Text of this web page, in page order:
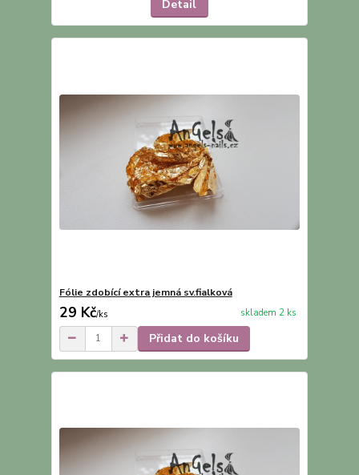
Detail
Fólie zdobící extra jemná sv.fialková
29 Kč/ks skladem 2 ks
Přidat do košíku